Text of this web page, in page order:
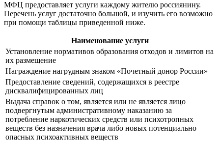
МФЦ предоставляет услуги каждому жителю россиянину.
Перечень услуг достаточно большой, и изучить его возможно
при помощи таблицы приведенной ниже.
Наименование услуги
Установление нормативов образования отходов и лимитов на
их размещение
Награждение нагрудным знаком «Почетный донор России»
Предоставление сведений, содержащихся в реестре
дисквалифицированных лиц
Выдача справок о том, является или не является лицо
подвергнутым административному наказанию за
потребление наркотических средств или психотропных
веществ без назначения врача либо новых потенциально
опасных психоактивных веществ